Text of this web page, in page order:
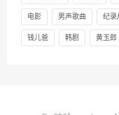
电影 男声歌曲 纪录
钱儿爸 韩剧 黄玉郎